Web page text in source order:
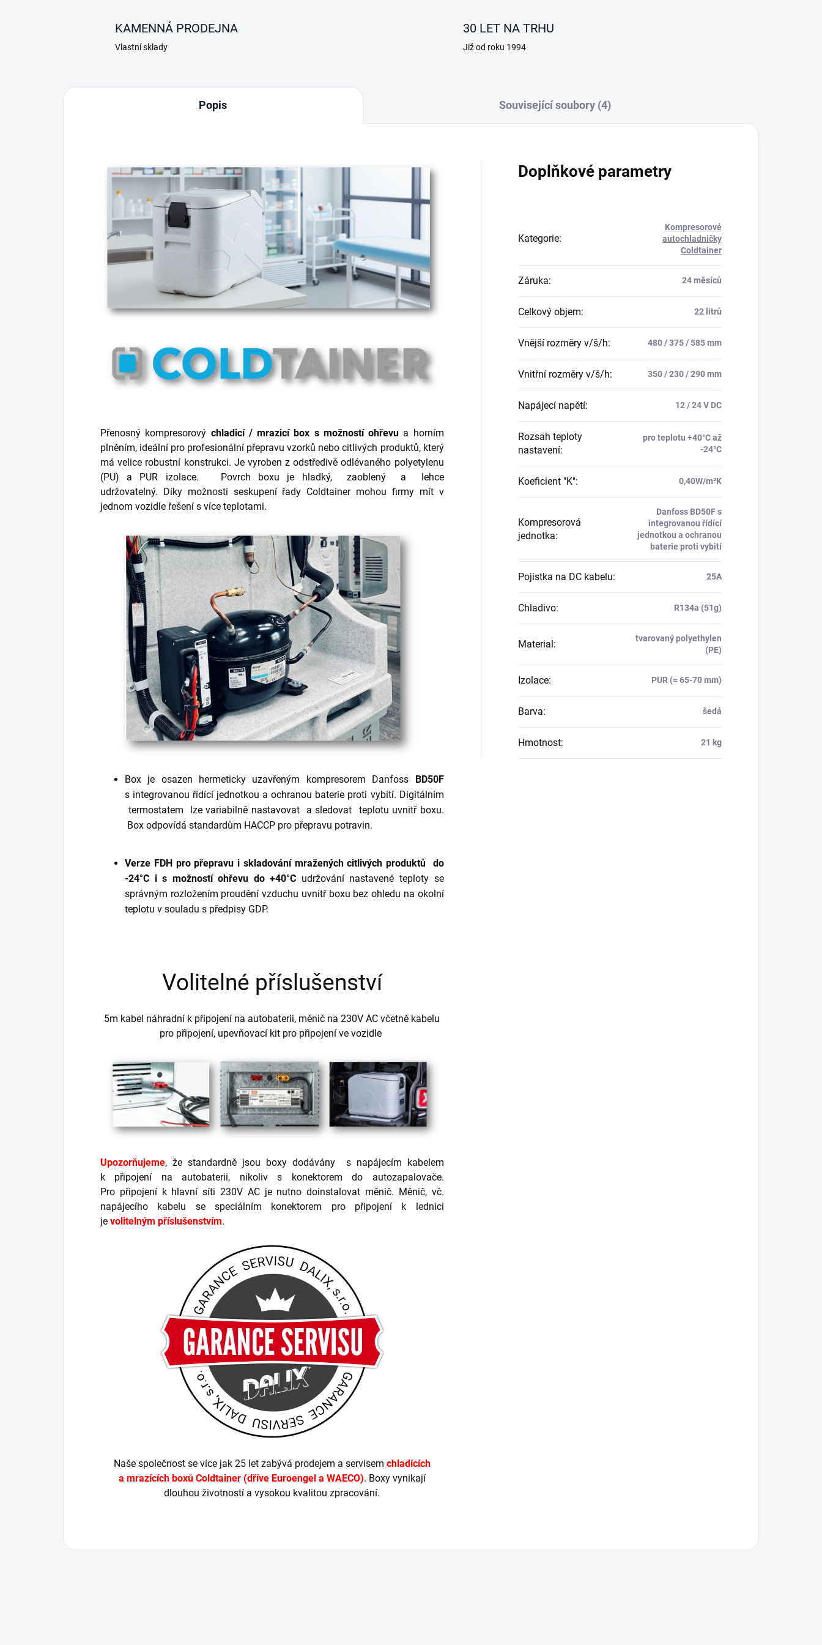
KAMENNÁ PRODEJNA
Vlastní sklady
30 LET NA TRHU
Již od roku 1994
Popis Související soubory (4)
Přenosný kompresorový chladicí / mrazicí box s možností ohřevu a horním
plněním, ideální pro profesionální přepravu vzorků nebo citlivých produktů, který
má velice robustní konstrukci. Je vyroben z odstředivě odlévaného polyetylenu
(PU) a PUR izolace. Povrch boxu je hladký, zaoblený a lehce
udržovatelný. Díky možnosti seskupení řady Coldtainer mohou firmy mít v
jednom vozidle řešení s více teplotami.
Box je osazen hermeticky uzavřeným kompresorem Danfoss
BD50F
s integrovanou řídící jednotkou a ochranou baterie proti vybití. Digitálním
termostatem lze variabilně nastavovat a sledovat teplotu uvnitř boxu.
Box odpovídá standardům HACCP pro přepravu potravin.
Verze FDH pro přepravu i skladování mražených citlivých produktů do
-24°C i s možností ohřevu do +40°C udržování nastavené teploty se
správným rozložením proudění vzduchu uvnitř boxu bez ohledu na okolní
teplotu v souladu s předpisy GDP.
Volitelné příslušenství
5m kabel náhradní k připojení na autobaterii, měnič na 230V AC včetně kabelu
pro připojení, upevňovací kit pro připojení ve vozidle
Upozorňujeme, že standardně jsou boxy dodávány s napájecím kabelem
k připojení na autobaterii, nikoliv s konektorem do autozapalovače.
Pro připojení k hlavní síti 230V AC je nutno doinstalovat měnič. Měnič, vč.
napájecího kabelu se speciálním konektorem pro připojení k lednici
je volitelným příslušenstvím.
Naše společnost se více jak 25 let zabývá prodejem a servisem chladících
a mrazících boxů Coldtainer (dříve Euroengel a WAECO). Boxy vynikají
dlouhou životností a vysokou kvalitou zpracování.
Doplňkové parametry
Kategorie:
Kompresorové
autochladničky
Coldtainer
Záruka: 24 měsíců
Celkový objem: 22 litrů
Vnější rozměry v/š/h: 480 / 375 / 585 mm
Vnitřní rozměry v/š/h: 350 / 230 / 290 mm
Napájecí napětí: 12 / 24 V DC
Rozsah teploty
nastavení:
pro teplotu +40°C až
-24°C
Koeficient "K": 0,40W/m²K
Kompresorová
jednotka:
Danfoss BD50F s
integrovanou řídící
jednotkou a ochranou
baterie proti vybití
Pojistka na DC kabelu: 25A
Chladivo: R134a (51g)
Material :
tvarovaný polyethylen
(PE)
Izolace: PUR (≈ 65-70 mm)
Barva: šedá
Hmotnost: 21 kg